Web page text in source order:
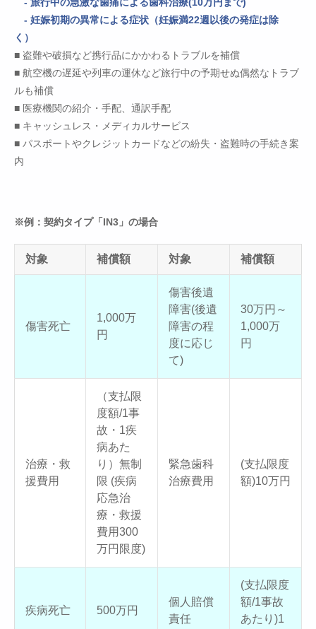
- 旅行中の急激な歯痛による歯科治療(10万円まで)
- 妊娠初期の異常による症状（妊娠満22週以後の発症は除
く）
■ 盗難や破損など携行品にかかわるトラブルを補償
■ 航空機の遅延や列車の運休など旅行中の予期せぬ偶然なトラブ
ルも補償
■ 医療機関の紹介・手配、通訳手配
■ キャッシュレス・メディカルサービス
■ パスポートやクレジットカードなどの紛失・盗難時の手続き案
内
※例：契約タイプ「IN3」の場合
対象 補償額 対象 補償額
傷害死亡
1,000万
円
傷害後遺
障害(後遺
障害の程
度に応じ
て)
30万円～
1,000万
円
治療・救
援費用
（支払限
度額/1事
故・1疾
病あた
り）無制
限 (疾病
応急治
療・救援
費用300
万円限度)
緊急歯科
治療費用
(支払限度
額)10万円
疾病死亡 500万円
個人賠償
責任
(支払限度
額/1事故
あたり)1